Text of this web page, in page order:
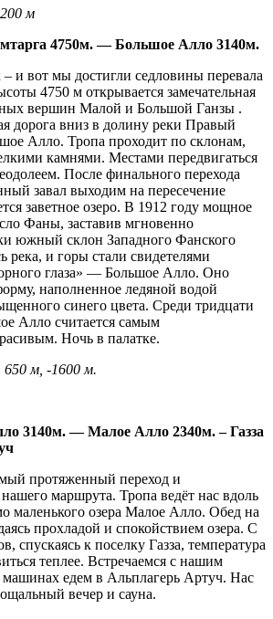
м
4750м. — Большое Алло 3140м.
и вот мы достигли седловины перевала
4750 м открывается замечательная
вершин Малой и Большой Ганзы .
дорога вниз в долину реки Правый
Алло. Тропа проходит по склонам,
камнями. Местами передвигаться
После финального перехода
завал выходим на пересечение
заветное озеро. В 1912 году мощное
Фаны, заставив мгновенно
южный склон Западного Фанского
река, и горы стали свидетелями
глаза» — Большое Алло. Оно
наполненное ледяной водой
синего цвета. Среди тридцати
Алло считается самым
Ночь в палатке.
м, -1600 м.
3140м. — Малое Алло 2340м. – Газза
протяженный переход и
нашего маршрута. Тропа ведёт нас вдоль
маленького озера Малое Алло. Обед на
прохладой и спокойствием озера. С
спускаясь к поселку Газза, температура
теплее. Встречаемся с нашим
машинах едем в Альплагерь Артуч. Нас
вечер и сауна.